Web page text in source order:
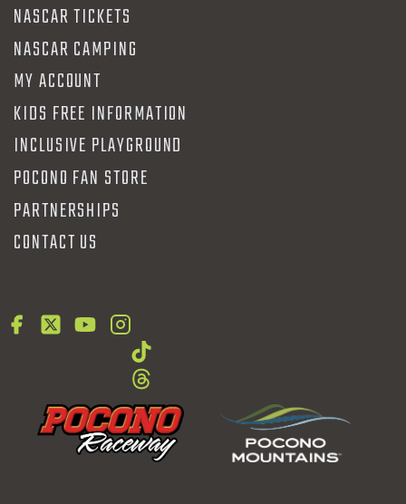
NASCAR TICKETS
NASCAR CAMPING
MY ACCOUNT
KIDS FREE INFORMATION
INCLUSIVE PLAYGROUND
POCONO FAN STORE
PARTNERSHIPS
CONTACT US